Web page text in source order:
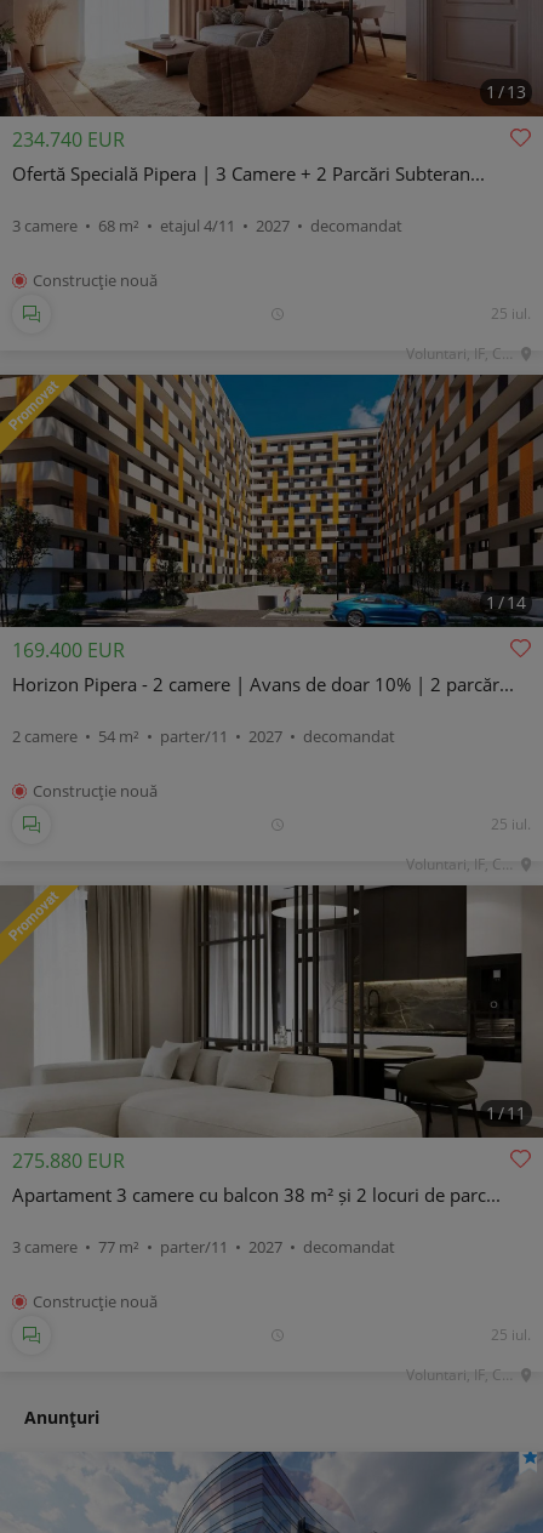
1 /13
234.740 EUR
Ofertă Specială Pipera | 3 Camere + 2 Parcări Subteran...
3 camere • 68 m² • etajul 4/11 • 2027 • decomandat
Construcţie nouă
25 iul.
Voluntari, IF, Central
1 /14
169.400 EUR
Horizon Pipera - 2 camere | Avans de doar 10% | 2 parcăr...
2 camere • 54 m² • parter/11 • 2027 • decomandat
Construcţie nouă
25 iul.
Voluntari, IF, Central
1/11
275.880 EUR
Apartament 3 camere cu balcon 38 m² și 2 locuri de parc...
3 camere • 77 m² • parter/11 • 2027 • decomandat
Construcţie nouă
25 iul.
Voluntari, IF, Central
Anunţuri